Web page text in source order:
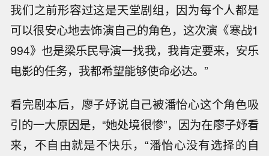
我们之前形容过这是天堂剧组，因为每个人都是
可以很安心地去饰演自己的角色，这次演《寒战1
994》也是梁乐民导演一找我，我肯定要来，安乐
电影的任务，我都希望能够使命必达。”
看完剧本后，廖子妤说自己被潘怡心这个角色吸
引的一大原因是，“她处境很惨”，因为在廖子妤看
来，不自由就是不快乐，“潘怡心没有选择的自